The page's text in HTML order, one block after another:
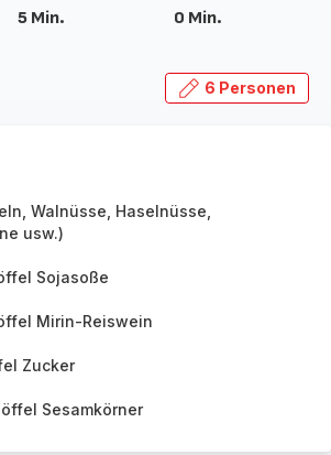
5 Min. 0 Min.
6 Personen
Walnüsse, Haselnüsse,
usw.)
Sojasoße
Mirin-Reiswein
Zucker
Sesamkörner